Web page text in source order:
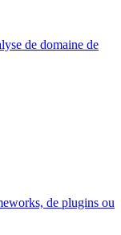
de domaine de
de plugins ou